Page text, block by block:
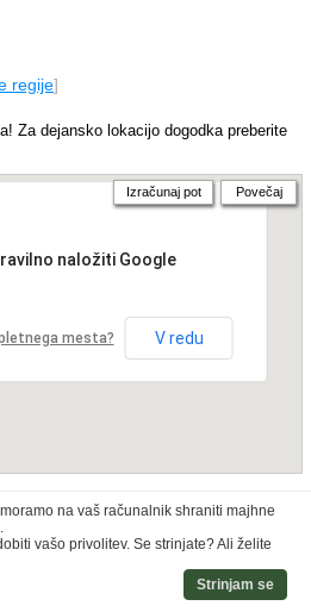
regije]
Za dejansko lokacijo dogodka preberite
naložiti Google
mesta? V redu
Izračunaj pot Povečaj
na vaš računalnik shraniti majhne
vašo privolitev. Se strinjate? Ali želite
Strinjam se